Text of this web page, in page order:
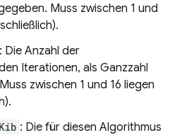
Muss zwischen 1 und
: Die Anzahl der
Iterationen, als Ganzzahl
zwischen 1 und 16 liegen
: Die für diesen Algorithmus